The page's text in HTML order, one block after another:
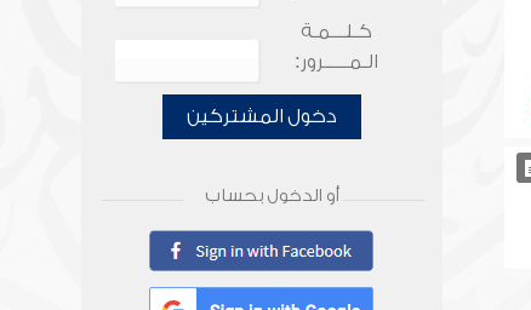
كـلـــمـة
الـمـــــرور:
دخول المشتركين
أو الدخول بحساب